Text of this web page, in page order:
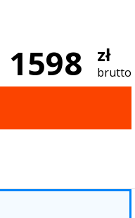
1598 zł
brutto